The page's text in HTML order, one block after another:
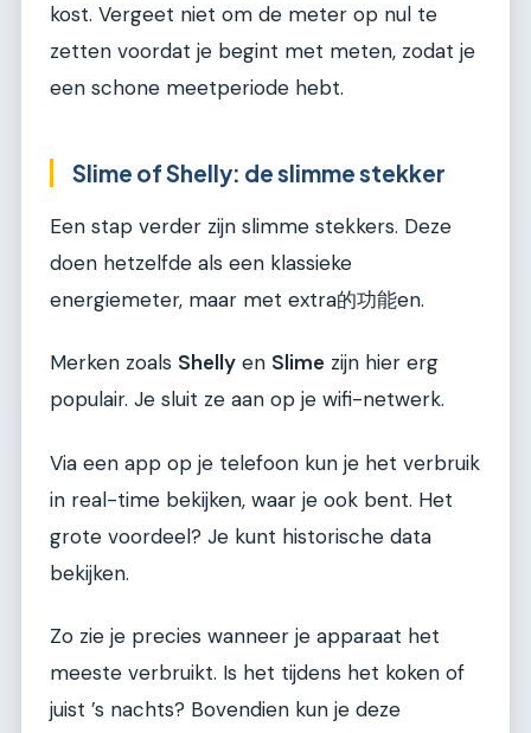
kost. Vergeet niet om de meter op nul te
zetten voordat je begint met meten, zodat je
een schone meetperiode hebt.
Slime of Shelly: de slimme stekker
Een stap verder zijn slimme stekkers. Deze
doen hetzelfde als een klassieke
energiemeter, maar met extra的功能en.
Merken zoals Shelly en Slime zijn hier erg
populair. Je sluit ze aan op je wifi-netwerk.
Via een app op je telefoon kun je het verbruik
in real-time bekijken, waar je ook bent. Het
grote voordeel? Je kunt historische data
bekijken.
Zo zie je precies wanneer je apparaat het
meeste verbruikt. Is het tijdens het koken of
juist ’s nachts? Bovendien kun je deze